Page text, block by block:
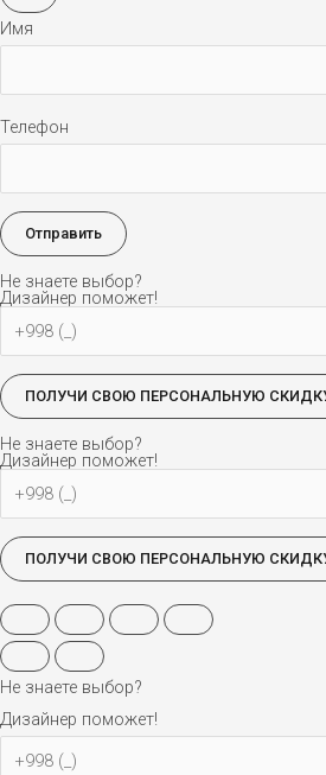
Имя
Телефон
Не знаете выбор?
Дизайнер поможет!
Не знаете выбор?
Дизайнер поможет!
Не знаете выбор?
Дизайнер поможет!